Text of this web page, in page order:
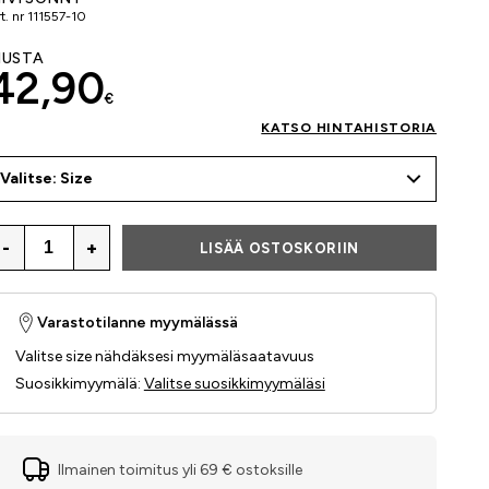
nr 111557-10
€
KATSO HINTAHISTORIA
Valitse: Size
- + LISÄÄ OSTOSKORIIN
Varastotilanne myymälässä
Valitse size nähdäksesi myymäläsaatavuus
Suosikkimyymälä: Valitse suosikkimyymäläsi
Ilmainen toimitus yli 69 € ostoksille